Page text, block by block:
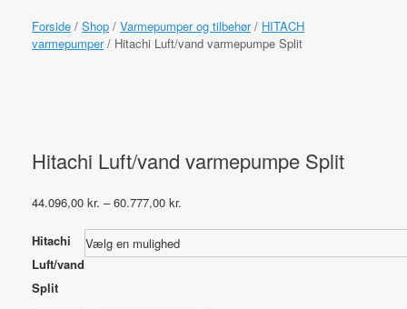
Forside / Shop / Varmepumper og tilbehør/ HITACH
varmepumper/ Hitachi Luft/vand varmepumpe Split
Hitachi Luft/vand varmepumpe Split
44.096,00 kr. – 60.777,00 kr.
til
60.777,00 kr.
Hitachi
Luft/vand
Split